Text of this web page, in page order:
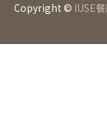
Copyright © IUSE